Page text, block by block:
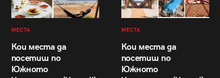
МЕСТА
Кои места да
посетиш по
Южното
МЕСТА
Кои места да
посетиш по
Южното